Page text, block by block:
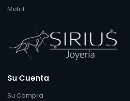
Motril.
Su Cuenta
Su Compra